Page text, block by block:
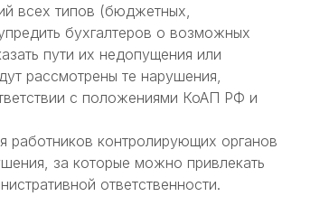
всех типов (бюджетных,
бухгалтеров о возможных
пути их недопущения или
рассмотрены те нарушения,
с положениями КоАП РФ и
работников контролирующих органов
за которые можно привлекать
ответственности.